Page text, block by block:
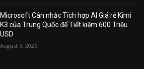
Microsoft Cân nhắc Tích hợp AI Giá rẻ Kimi
K3 của Trung Quốc để Tiết kiệm 600 Triệu
USD
August 6, 2026